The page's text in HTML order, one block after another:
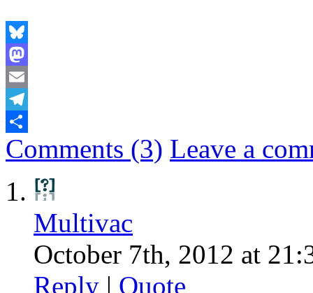
Bluesky
Mastodon
Email
Telegram
Share
Comments (3) Leave a
Multivac
October 7th, 2012 at
Reply | Quote